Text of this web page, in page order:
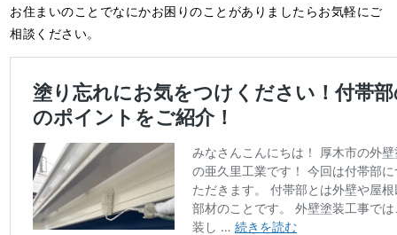
お住まいのことでなにかお困りのことがありましたらお気軽にご
相談ください。